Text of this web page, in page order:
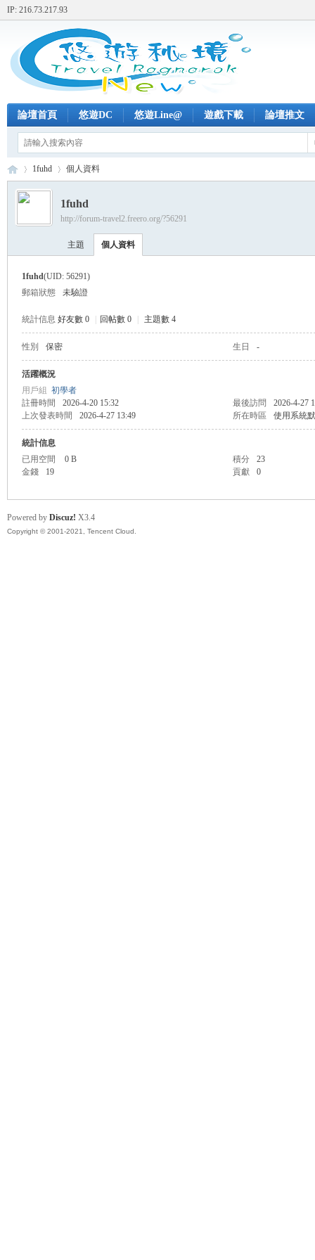
IP: 216.73.217.93
論壇首頁 悠遊DC 悠遊Line@ 遊戲下載 論壇推文
›
1fuhd 個人資料
1fuhd
http://forum-travel2.freero.org/?56291
主題 個人資料
1fuhd(UID: 56291)
郵箱狀態
未驗證
統計信息 好友數 0 回帖數 0 主題數 4
性別 保密 生日 -
活躍概況
用戶組 初學者
註冊時間
2026-4-20 15:32 最後訪問
2026-4-27
上次發表時間
2026-4-27 13:49 所在時區 使用系統
統計信息
已用空間
0 B 積分
23
金錢
19 貢獻 0
Powered by Discuz! X3.4
Copyright © 2001-2021, Tencent Cloud.